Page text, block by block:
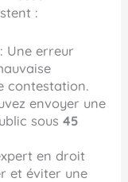
:
Une erreur
contestation.
envoyer une
sous45
en droit
et éviter une